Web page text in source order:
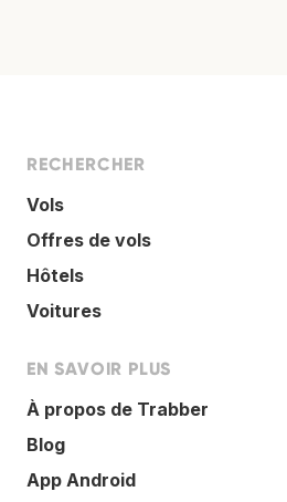
RECHERCHER
Vols
Offres de vols
Hôtels
Voitures
EN SAVOIR PLUS
À propos de Trabber
Blog
App Android